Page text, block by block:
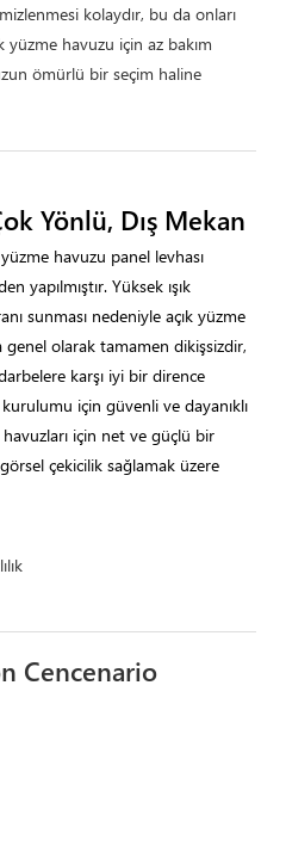
kolaydır, bu da onları
yüzme havuzu için az bakım
ömürlü bir seçim haline
Yönlü, Dış Mekan
havuzu panel levhası
yapılmıştır. Yüksek ışık
sunması nedeniyle açık yüzme
genel olarak tamamen dikişsizdir,
karşı iyi bir dirence
için güvenli ve dayanıklı
için net ve güçlü bir
çekicilik sağlamak üzere
Cencenario